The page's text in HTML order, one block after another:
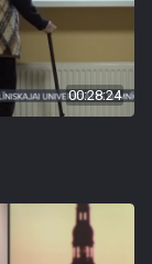
00:28:24